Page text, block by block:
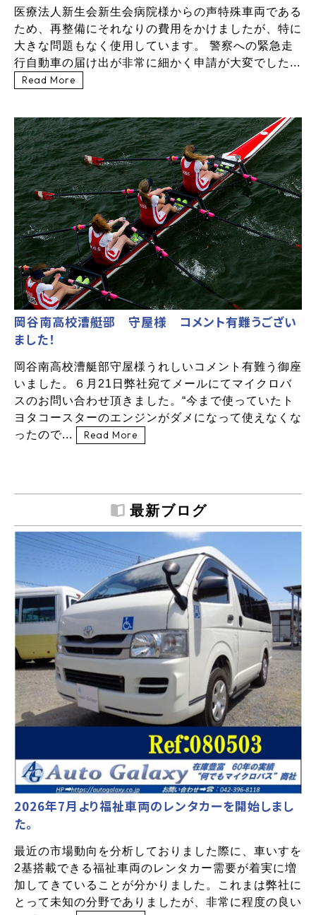
医療法人新生会新生会病院様からの声特殊車両である
ため、再整備にそれなりの費用をかけましたが、特に
大きな問題もなく使用しています。 警察への緊急走
行自動車の届け出が非常に細かく申請が大変でした...
Read More
岡谷南高校漕艇部 守屋様 コメント有難うござい
ました！
岡谷南高校漕艇部守屋様うれしいコメント有難う御座
いました。６月21日弊社宛てメールにてマイクロバ
スのお問い合わせ頂きました。“今まで使っていたト
ヨタコースターのエンジンがダメになって使えなくな
ったので...
Read More
最新ブログ
2026年7月より福祉車両のレンタカーを開始しまし
た。
最近の市場動向を分析しておりました際に、車いすを
2基搭載できる福祉車両のレンタカー需要が着実に増
加してきていることが分かりました。これまは弊社に
とって未知の分野でありましたが、非常に程度の良い